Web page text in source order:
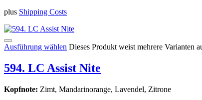
plus Shipping Costs
Ausführung wählen Dieses Produkt weist mehrere Varianten
594. LC Assist Nite
Kopfnote: Zimt, Mandarinorange, Lavendel, Zitrone